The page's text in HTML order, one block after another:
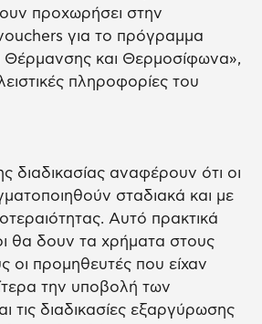
προχωρήσει στην
για το πρόγραμμα
και Θερμοσίφωνα»,
πληροφορίες του
διαδικασίας αναφέρουν ότι οι
σταδιακά και με
Αυτό πρακτικά
θα δουν τα χρήματα στους
οι προμηθευτές που είχαν
την υποβολή των
τις διαδικασίες εξαργύρωσης